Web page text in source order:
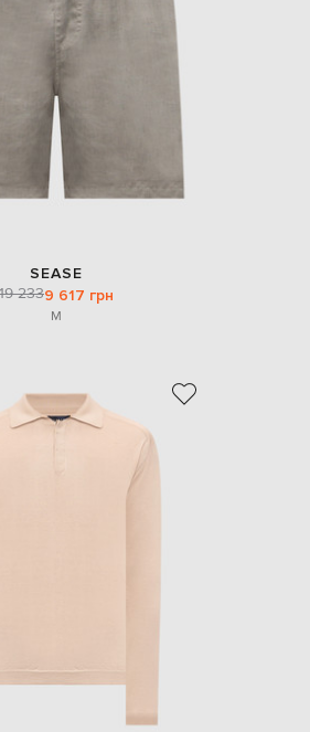
Denmark
Estonia
Finland
SEASE
19 2339 617 грн
M